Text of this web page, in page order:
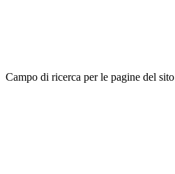
Campo di ricerca per le pagine del sito